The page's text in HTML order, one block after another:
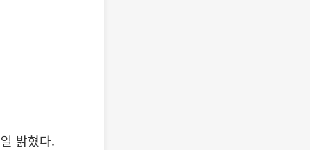
밝혔다.